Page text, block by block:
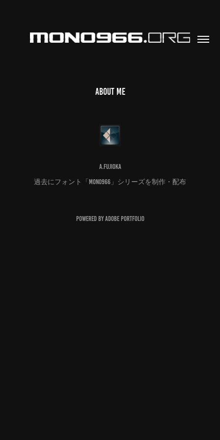
About me
A.Fujioka
過去にフォント「mono966」シリーズを制作・配布
Powered byAdobe Portfolio